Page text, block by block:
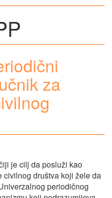
za
je cilj da posluži kao
civilnog društva koji žele da
periodičnog